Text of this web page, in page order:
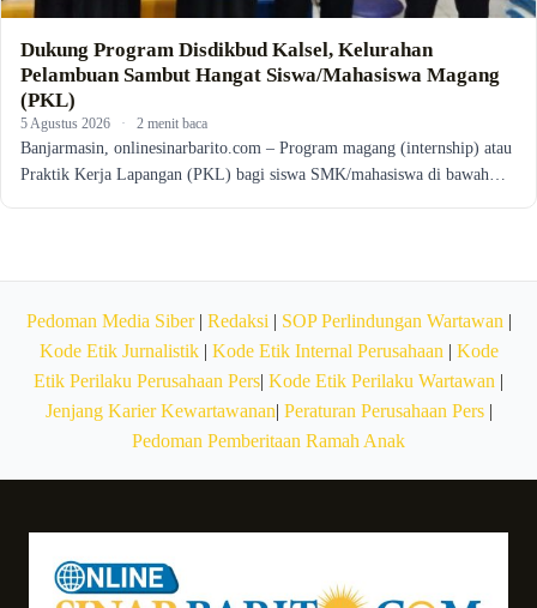
Dukung Program Disdikbud Kalsel, Kelurahan
Pelambuan Sambut Hangat Siswa/Mahasiswa Magang
(PKL)
5 Agustus 2026 · 2 menit baca
Banjarmasin, onlinesinarbarito.com – Program magang (internship) atau
Praktik Kerja Lapangan (PKL) bagi siswa SMK/mahasiswa di bawah…
Pedoman Media Siber| Redaksi | SOP Perlindungan Wartawan |
Kode Etik Jurnalistik| Kode Etik Internal Perusahaan | Kode
Etik Perilaku Perusahaan Pers| Kode Etik Perilaku Wartawan |
Jenjang Karier Kewartawanan| Peraturan Perusahaan Pers|
Pedoman Pemberitaan Ramah Anak